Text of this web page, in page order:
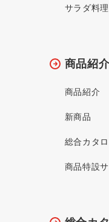
サラダ料理
商品紹
商品紹介
新商品
総合カタ
商品特設